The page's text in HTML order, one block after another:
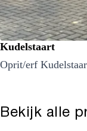
Kudelstaart
Oprit/erf
Bekijk alle